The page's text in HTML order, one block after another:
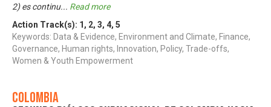
2) es continu... Read more
Action Track(s): 1 , 2, 3, 4, 5
Keywords: Data & Evidence, Environment and Climate, Finance,
Governance, Human rights, Innovation, Policy, Trade-offs,
Women & Youth Empowerment
Colombia